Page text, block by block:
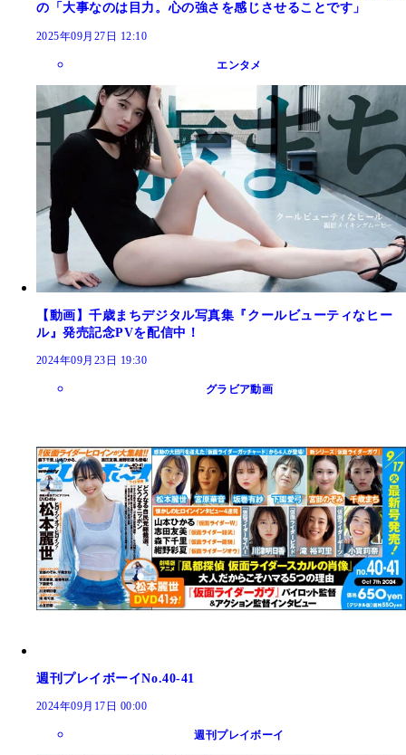
の「大事なのは目力。心の強さを感じさせることです」
2025年09月27日 12:10
エンタメ
【動画】千歳まちデジタル写真集『クールビューティなヒー
ル』発売記念PVを配信中！
2024年09月23日 19:30
グラビア動画
週刊プレイボーイNo.40-41
2024年09月17日 00:00
週刊プレイボーイ